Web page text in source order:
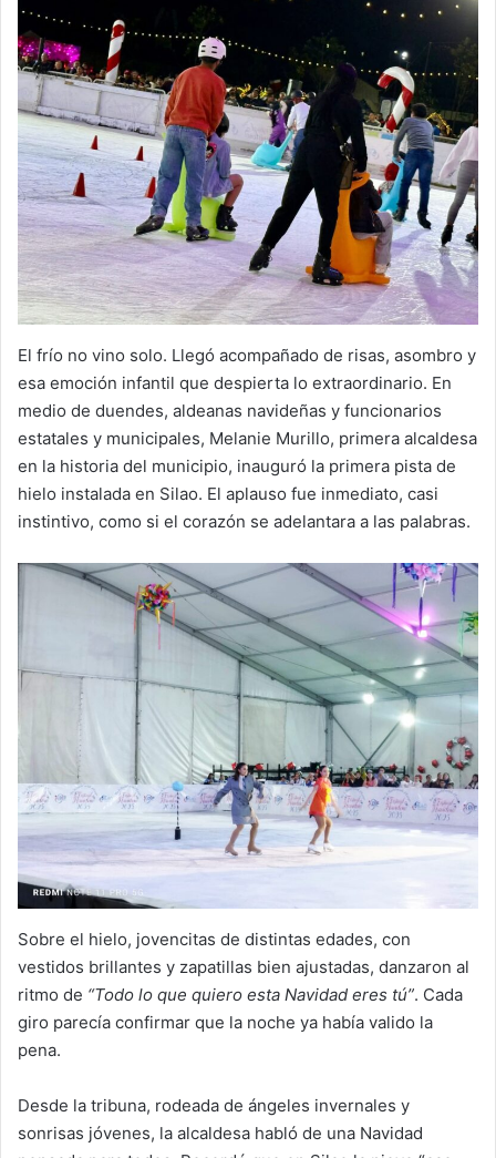
El frío no vino solo. Llegó acompañado de risas, asombro y
esa emoción infantil que despierta lo extraordinario. En
medio de duendes, aldeanas navideñas y funcionarios
estatales y municipales, Melanie Murillo, primera alcaldesa
en la historia del municipio, inauguró la primera pista de
hielo instalada en Silao. El aplauso fue inmediato, casi
instintivo, como si el corazón se adelantara a las palabras.
Sobre el hielo, jovencitas de distintas edades, con
vestidos brillantes y zapatillas bien ajustadas, danzaron al
ritmo de “Todo lo que quiero esta Navidad eres tú”. Cada
giro parecía confirmar que la noche ya había valido la
pena.
Desde la tribuna, rodeada de ángeles invernales y
sonrisas jóvenes, la alcaldesa habló de una Navidad